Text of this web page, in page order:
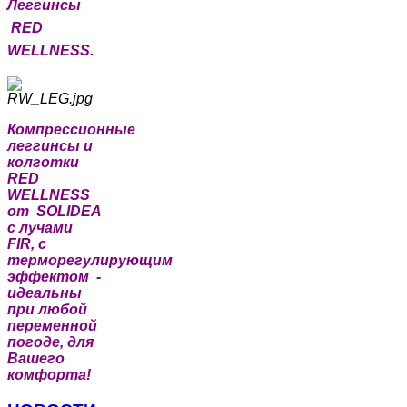
Леггинсы
RED
WELLNESS.
Компрессионные
леггинсы и
колготки
RED
WELLNESS
от SOLIDEA
с лучами
FIR, с
терморегулирующим
эффектом -
идеальны
при любой
переменной
погоде, для
Вашего
комфорта!